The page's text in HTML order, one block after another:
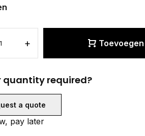
+ Toevoegen
quantity required?
a quote
pay later